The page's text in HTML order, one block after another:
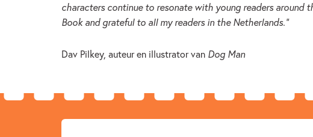
characters continue to resonate with young readers around
Book and grateful to all my readers in the Netherlands.”
Dav Pilkey, auteur en illustrator van Dog Man